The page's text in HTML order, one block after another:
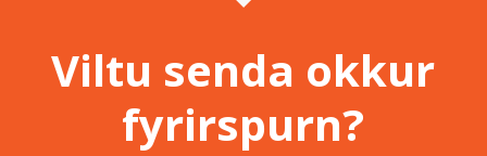
Viltu senda okkur
fyrirspurn?